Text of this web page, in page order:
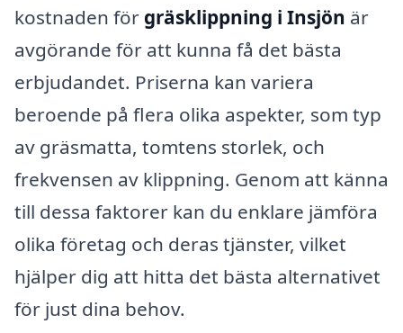
kostnaden för gräsklippning i Insjön är
avgörande för att kunna få det bästa
erbjudandet. Priserna kan variera
beroende på flera olika aspekter, som typ
av gräsmatta, tomtens storlek, och
frekvensen av klippning. Genom att känna
till dessa faktorer kan du enklare jämföra
olika företag och deras tjänster, vilket
hjälper dig att hitta det bästa alternativet
för just dina behov.